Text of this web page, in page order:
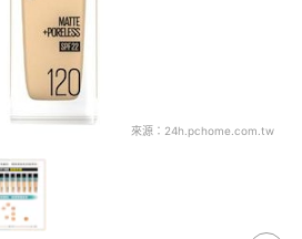
來源： 24h.pchome.com.tw